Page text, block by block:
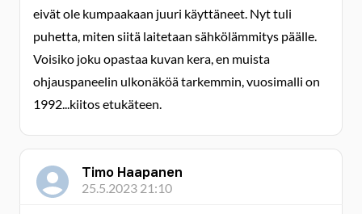
eivät ole kumpaakaan juuri käyttäneet. Nyt tuli
puhetta, miten siitä laitetaan sähkölämmitys päälle.
Voisiko joku opastaa kuvan kera, en muista
ohjauspaneelin ulkonäköä tarkemmin, vuosimalli on
1992...kiitos etukäteen.
Timo Haapanen
25.5.2023 21:10